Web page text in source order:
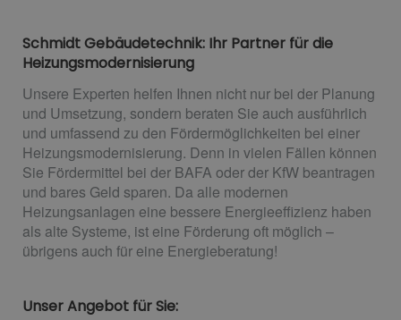
Schmidt Gebäudetechnik: Ihr Partner für die
Heizungsmodernisierung
Unsere Experten helfen Ihnen nicht nur bei der Planung
und Umsetzung, sondern beraten Sie auch ausführlich
und umfassend zu den Fördermöglichkeiten bei einer
Heizungsmodernisierung. Denn in vielen Fällen können
Sie Fördermittel bei der BAFA oder der KfW beantragen
und bares Geld sparen. Da alle modernen
Heizungsanlagen eine bessere Energieeffizienz haben
als alte Systeme, ist eine Förderung oft möglich –
übrigens auch für eine Energieberatung!
Unser Angebot für Sie: